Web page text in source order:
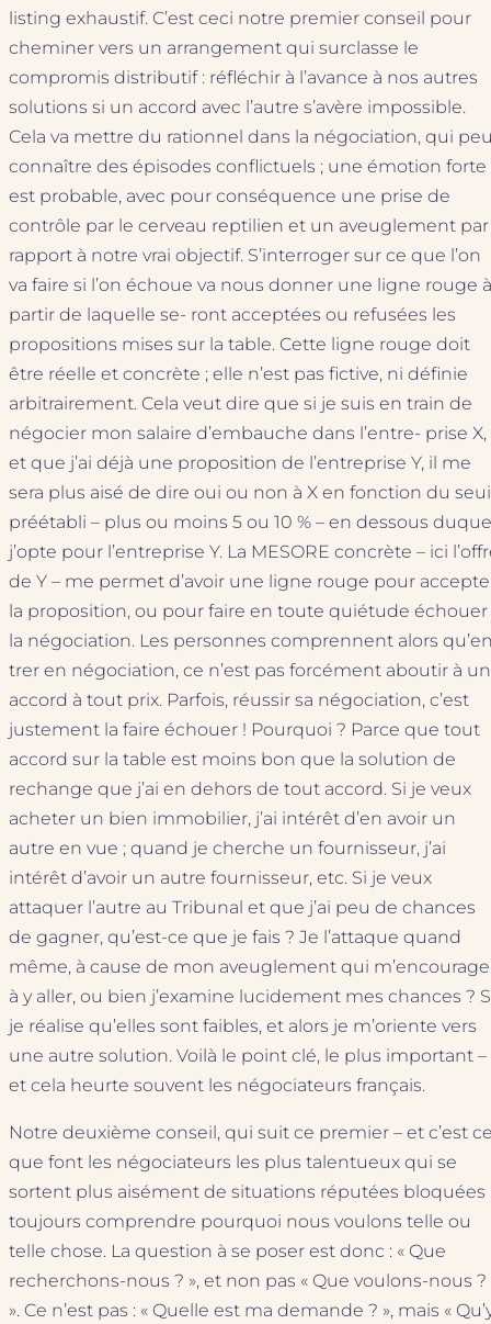
listing exhaustif. C’est ceci notre premier conseil pour
cheminer vers un arrangement qui surclasse le
compromis distributif : réfléchir à l’avance à nos autres
solutions si un accord avec l’autre s’avère impossible.
Cela va mettre du rationnel dans la négociation, qui
connaître des épisodes conflictuels ; une émotion forte
est probable, avec pour conséquence une prise de
contrôle par le cerveau reptilien et un aveuglement par
rapport à notre vrai objectif. S’interroger sur ce que l’on
va faire si l’on échoue va nous donner une ligne rouge à
partir de laquelle se- ront acceptées ou refusées les
propositions mises sur la table. Cette ligne rouge doit
être réelle et concrète ; elle n’est pas fictive, ni définie
arbitrairement. Cela veut dire que si je suis en train de
négocier mon salaire d’embauche dans l’entre- prise X,
et que j’ai déjà une proposition de l’entreprise Y, il me
sera plus aisé de dire oui ou non à X en fonction du
préétabli – plus ou moins 5 ou 10 % – en dessous
j’opte pour l’entreprise Y. La MESORE concrète – ici
de Y – me permet d’avoir une ligne rouge pour
la proposition, ou pour faire en toute quiétude échouer
la négociation. Les personnes comprennent alors
trer en négociation, ce n’est pas forcément aboutir à un
accord à tout prix. Parfois, réussir sa négociation, c’est
justement la faire échouer ! Pourquoi ? Parce que tout
accord sur la table est moins bon que la solution de
rechange que j’ai en dehors de tout accord. Si je veux
acheter un bien immobilier, j’ai intérêt d’en avoir un
autre en vue ; quand je cherche un fournisseur, j’ai
intérêt d’avoir un autre fournisseur, etc. Si je veux
attaquer l’autre au Tribunal et que j’ai peu de chances
de gagner, qu’est-ce que je fais ? Je l’attaque quand
même, à cause de mon aveuglement qui m’encourage
à y aller, ou bien j’examine lucidement mes chances ?
je réalise qu’elles sont faibles, et alors je m’oriente vers
une autre solution. Voilà le point clé, le plus important –
et cela heurte souvent les négociateurs français.
Notre deuxième conseil, qui suit ce premier – et c’est
que font les négociateurs les plus talentueux qui se
sortent plus aisément de situations réputées bloquées
toujours comprendre pourquoi nous voulons telle ou
telle chose. La question à se poser est donc : « Que
recherchons-nous ? », et non pas « Que voulons-nous ?
». Ce n’est pas : « Quelle est ma demande ? », mais «